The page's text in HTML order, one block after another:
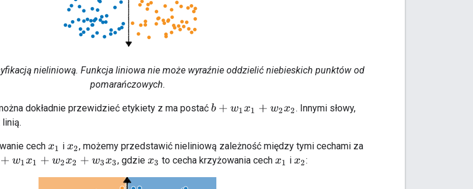
nieliniową. Funkcja liniowa nie może wyraźnie oddzielić niebieskich punktów od
pomarańczowych.
dokładnie przewidzieć etykiety z ma postać b +w 1x1 +w 2x 2
. Innymi słowy,
cech x1 ix2, możemy przedstawić nieliniową zależność między tymi cechami za
+w 1x1 +w 2x 2+w3x 3 , gdzie x3 to cecha krzyżowania cech x1 ix2: